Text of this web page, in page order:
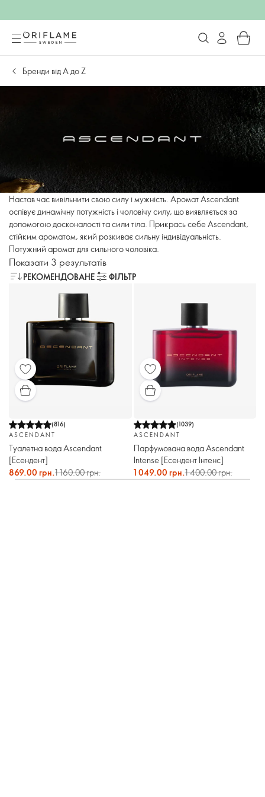
Бренди від А до Z
Настав час вивільнити свою силу і мужність. Аромат Ascendant
оспівує динамічну потужність і чоловічу силу, що виявляється за
допомогою досконалості та сили тіла. Прикрась себе Ascendant,
стійким ароматом, який розкиває сильну індивідуальність.
Потужний аромат для сильного чоловіка.
Показати 3 результатів
РЕКОМЕНДОВАНЕ ФІЛЬТР
(816)
ASCENDANT
Туалетна вода Ascendant
[Есендент]
869.00 грн.1 160.00 грн.
(1039)
ASCENDANT
Парфумована вода Ascendant
Intense [Есендент Інтенс]
1 049.00 грн.1 400.00 грн.